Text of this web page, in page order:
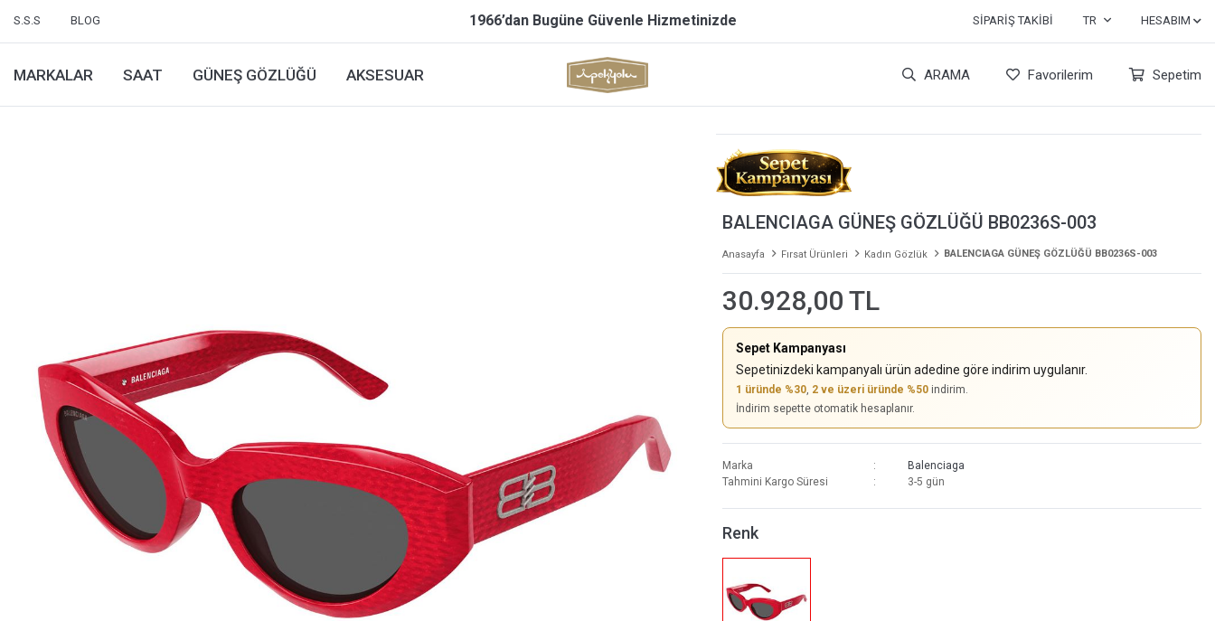
S.S.S BLOG 1966’dan Bugüne Güvenle Hizmetinizde SIPARIŞ TAKIBI TR HESABIM
MARKALAR SAAT GÜNEŞ GÖZLÜĞÜ AKSESUAR ARAMA Favorilerim Sepetim
BALENCIAGA GÜNEŞ GÖZLÜĞÜ BB0236S-003
Anasayfa Fırsat Ürünleri Kadın Gözlük BALENCIAGA GÜNEŞ GÖZLÜĞÜ BB0236S-003
30.928,00 TL
Sepet Kampanyası
Sepetinizdeki kampanyalı ürün adedine göre indirim uygulanır.
1 üründe %30, 2 ve üzeri üründe %50indirim.
İndirim sepette otomatik hesaplanır.
Marka
Balenciaga
Tahmini Kargo Süresi
3-5 gün
Renk